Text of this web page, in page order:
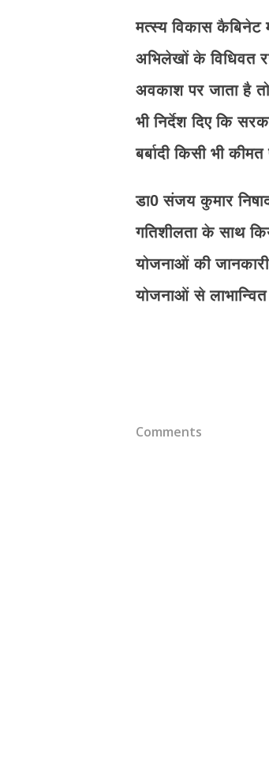
मत्स्य विकास कैबिनेट
अभिलेखों के विधिवत
अवकाश पर जाता है
भी निर्देश दिए कि
बर्बादी किसी भी
डा0 संजय कुमार
गतिशीलता के साथ
योजनाओं की
योजनाओं से लाभान्वित
Comments